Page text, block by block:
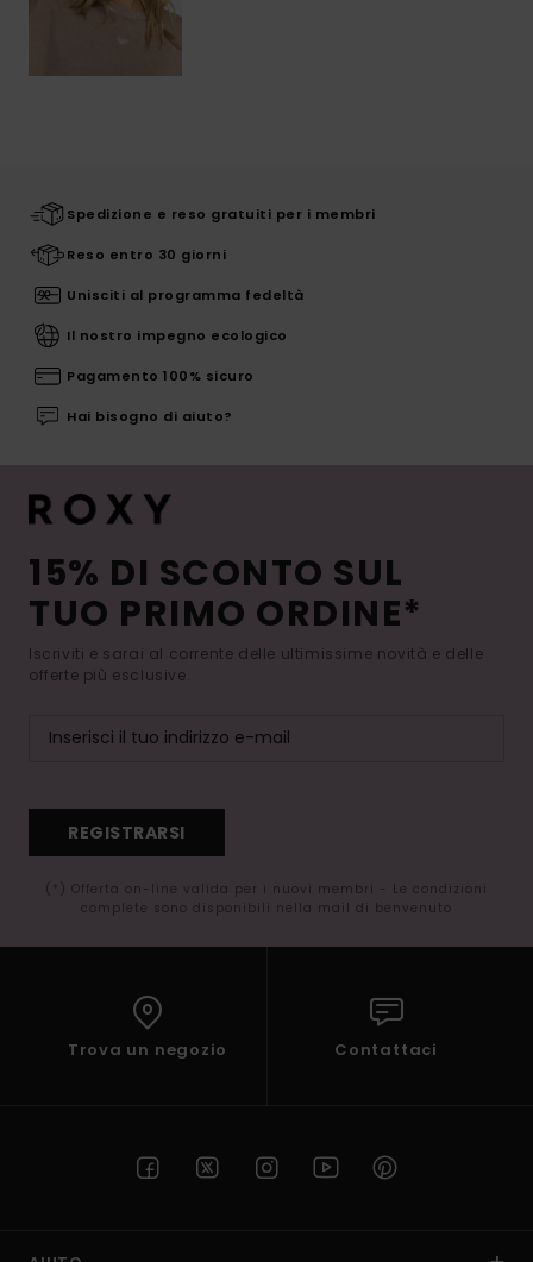
Spedizione e reso gratuiti per i membri
Reso entro 30 giorni
Unisciti al programma fedeltà
Il nostro impegno ecologico
Pagamento 100% sicuro
Hai bisogno di aiuto?
15% DI SCONTO SUL
TUO PRIMO ORDINE*
Iscriviti e sarai al corrente delle ultimissime novità e delle
offerte più esclusive.
REGISTRARSI
(*) Offerta on-line valida per i nuovi membri - Le condizioni
complete sono disponibili nella mail di benvenuto
Trova un negozio Contattaci